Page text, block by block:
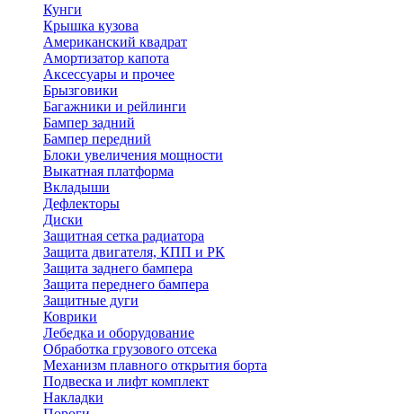
Кунги
Крышка кузова
Американский квадрат
Амортизатор капота
Аксессуары и прочее
Брызговики
Багажники и рейлинги
Бампер задний
Бампер передний
Блоки увеличения мощности
Выкатная платформа
Вкладыши
Дефлекторы
Диски
Защитная сетка радиатора
Защита двигателя, КПП и РК
Защита заднего бампера
Защита переднего бампера
Защитные дуги
Коврики
Лебедка и оборудование
Обработка грузового отсека
Механизм плавного открытия борта
Подвеска и лифт комплект
Накладки